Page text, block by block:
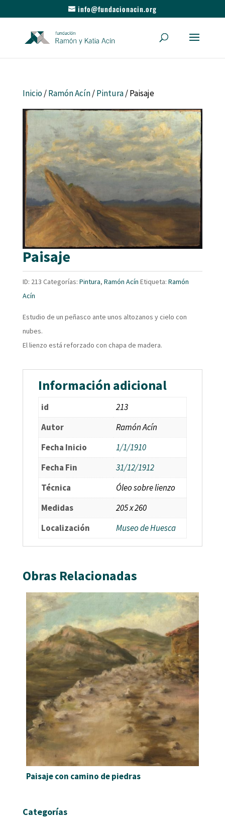
info@fundacionacin.org
Inicio/Ramón Acín/Pintura/ Paisaje
Paisaje
ID: 213 Categorías: Pintura, Ramón Acín Etiqueta: Ramón
Acín
Estudio de un peñasco ante unos altozanos y cielo con
nubes.
El lienzo está reforzado con chapa de madera.
Información adicional
id
213
Autor
Ramón Acín
Fecha Inicio
1/1/1910
Fecha Fin
31/12/1912
Técnica
Óleo sobre lienzo
Medidas
205 x 260
Localización
Museo de Huesca
Obras Relacionadas
Paisaje con camino de piedras
Categorías